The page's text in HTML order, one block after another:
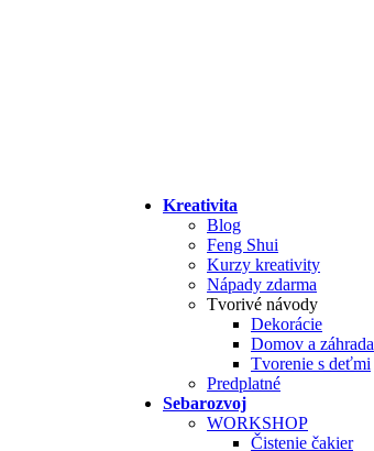
Kreativita
Blog
Feng Shui
Kurzy kreativity
Nápady zdarma
Tvorivé návody
Dekorácie
Domov a záhrada
Tvorenie s deťmi
Predplatné
Sebarozvoj
WORKSHOP
Čistenie čakier